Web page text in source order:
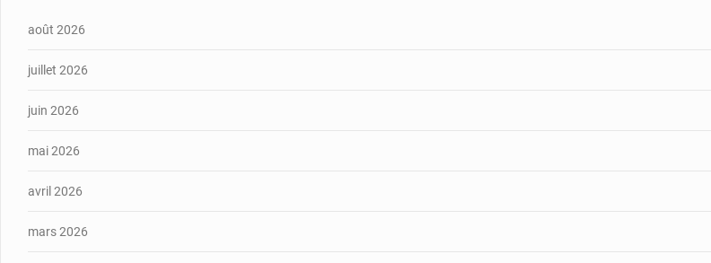
août 2026
juillet 2026
juin 2026
mai 2026
avril 2026
mars 2026